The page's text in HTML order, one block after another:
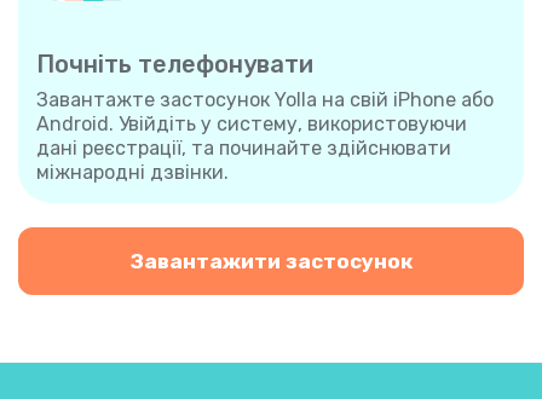
Почніть телефонувати
Завантажте застосунок Yolla на свій iPhone або
Android. Увійдіть у систему, використовуючи
дані реєстрації, та починайте здійснювати
міжнародні дзвінки.
Завантажити застосунок